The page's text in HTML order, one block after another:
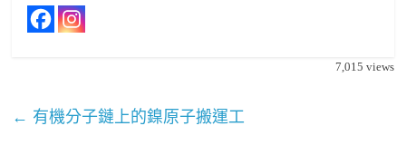
7,015 views
← 有機分子鏈上的鎳原子搬運工